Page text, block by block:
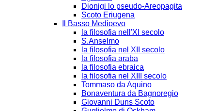
Dionigi lo pseudo-Areopagita
Scoto Eriugena
Il Basso Medioevo
la filosofia nell'XI secolo
S.Anselmo
la filosofia nel XII secolo
la filosofia araba
la filosofia ebraica
la filosofia nel XIII secolo
Tommaso da Aquino
Bonaventura da Bagnoregio
Giovanni Duns Scoto